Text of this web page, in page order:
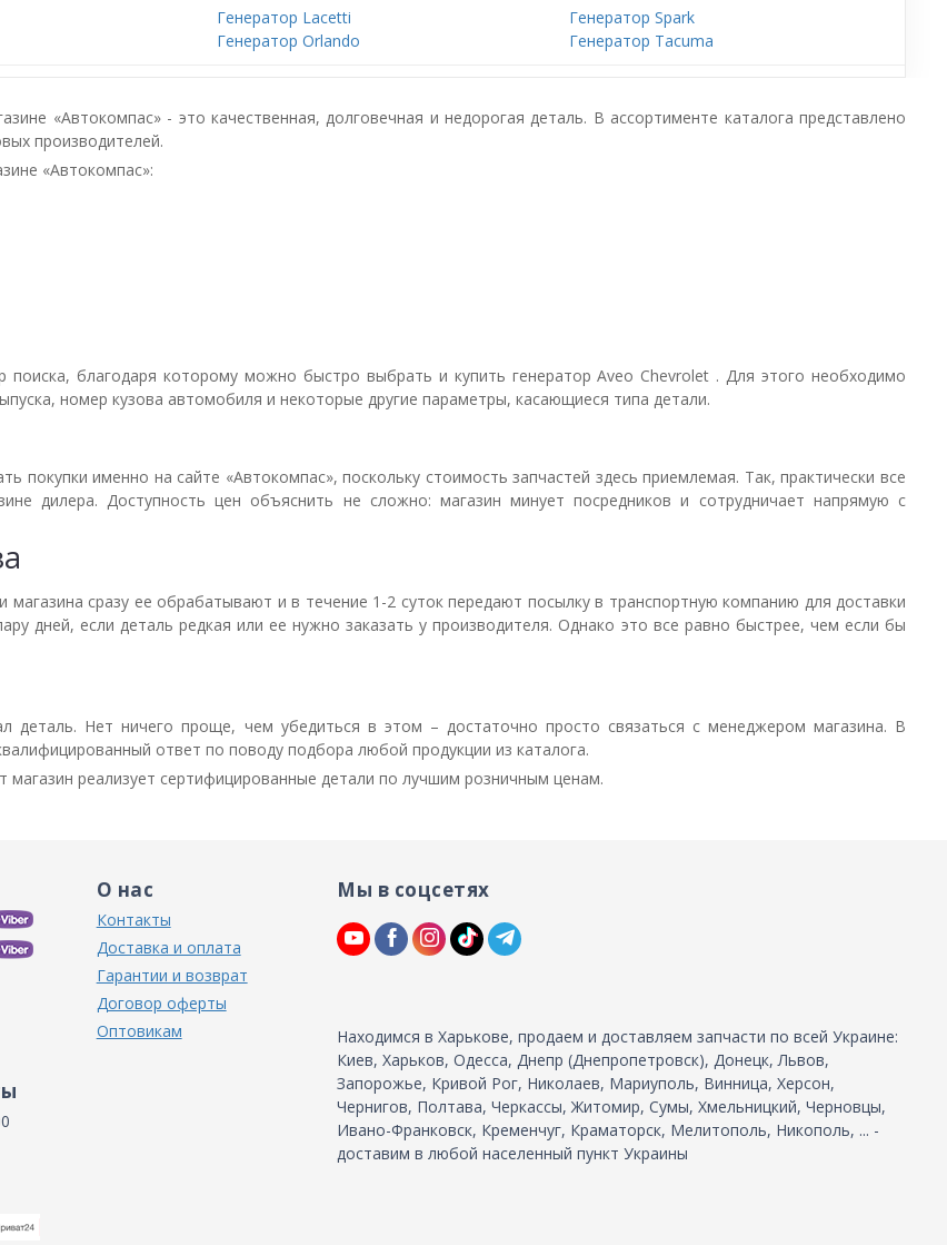
Генератор Lacetti
Генератор Orlando
Генератор Spark
Генератор Tacuma
«Автокомпас» - это качественная, долговечная и недорогая деталь. В ассортименте каталога представлено
производителей.
«Автокомпас»:
благодаря которому можно быстро выбрать и купить генератор Aveo Chevrolet . Для этого необходимо
номер кузова автомобиля и некоторые другие параметры, касающиеся типа детали.
покупки именно на сайте «Автокомпас», поскольку стоимость запчастей здесь приемлемая. Так, практически все
дилера. Доступность цен объяснить не сложно: магазин минует посредников и сотрудничает напрямую с
магазина сразу ее обрабатывают и в течение 1-2 суток передают посылку в транспортную компанию для доставки
дней, если деталь редкая или ее нужно заказать у производителя. Однако это все равно быстрее, чем если бы
деталь. Нет ничего проще, чем убедиться в этом – достаточно просто связаться с менеджером магазина. В
ответ по поводу подбора любой продукции из каталога.
магазин реализует сертифицированные детали по лучшим розничным ценам.
О нас
Контакты
Доставка и оплата
Гарантии и возврат
Договор оферты
Оптовикам
Мы в соцсетях
Находимся в Харькове, продаем и доставляем запчасти по всей Украине:
Киев, Харьков, Одесса, Днепр (Днепропетровск), Донецк, Львов,
Запорожье, Кривой Рог, Николаев, Мариуполь, Винница, Херсон,
Чернигов, Полтава, Черкассы, Житомир, Сумы, Хмельницкий, Черновцы,
Ивано-Франковск, Кременчуг, Краматорск, Мелитополь, Никополь, ... -
доставим в любой населенный пункт Украины